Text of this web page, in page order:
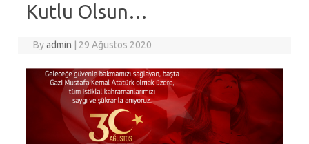
Kutlu Olsun…
Byadmin 29 Ağustos 2020